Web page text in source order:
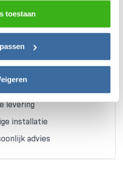
en surfgedrag. U kunt
.
toestaan
Bestellen
levering
installatie
advies